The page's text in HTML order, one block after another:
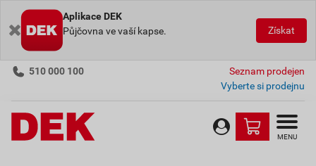
Aplikace DEK
Půjčovna ve vaší kapse.
Získat
510 000 100
Seznam prodejen
Vyberte si prodejnu
MENU